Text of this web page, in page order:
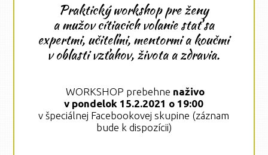
Praktický workshop pre ženy
a mužov cítiacich volanie stať sa
expertmi, učiteľmi, mentormi a koučmi
v oblasti vzťahov, života a zdravia.
WORKSHOP prebehne naživo
v pondelok 15.2.2021 o 19:00
v špeciálnej Facebookovej skupine (záznam
bude k dispozícii)